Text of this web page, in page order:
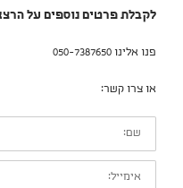
לקבלת פרטים נוספים על
פנו אלינו 050-7387650
או צרו קשר:
שם:
אימייל: